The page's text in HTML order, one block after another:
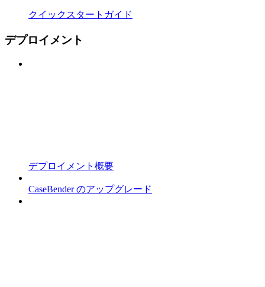
クイックスタートガイド
デプロイメント
デプロイメント概要
CaseBender のアップグレード